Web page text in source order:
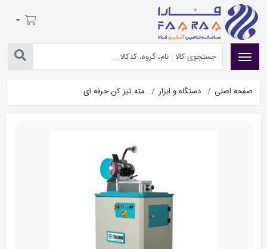
صفحه اصلی دستگاه و ابزار مته تیز کن حرفه ای